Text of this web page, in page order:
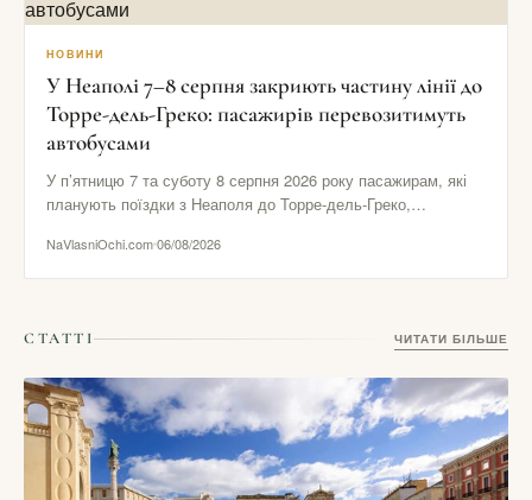
НОВИНИ
У Неаполі 7–8 серпня закриють частину лінії до
Торре-дель-Греко: пасажирів перевозитимуть
автобусами
У п’ятницю 7 та суботу 8 серпня 2026 року пасажирам, які
планують поїздки з Неаполя до Торре-дель-Греко,
NaVlasniOchi.com06/08/2026
СТАТТІ ЧИТАТИ БІЛЬШЕ